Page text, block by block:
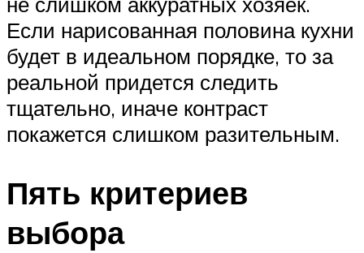
Если нарисованная половина кухни
будет в идеальном порядке, то за
реальной придется следить
тщательно, иначе контраст
покажется слишком разительным.
Пять критериев
выбора